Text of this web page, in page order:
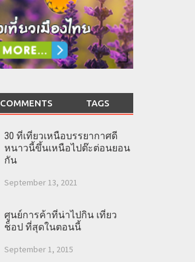
COMMENTS TAGS
30 ที่เที่ยวเหนือบรรยากาศดี
หนาวนี้ขึ้นเหนือไปต๊ะต่อนยอน
กัน
September 13, 2021
ศูนย์การค้าที่น่าไปกิน เที่ยว
ช็อป ที่สุดในตอนนี้
September 1, 2015